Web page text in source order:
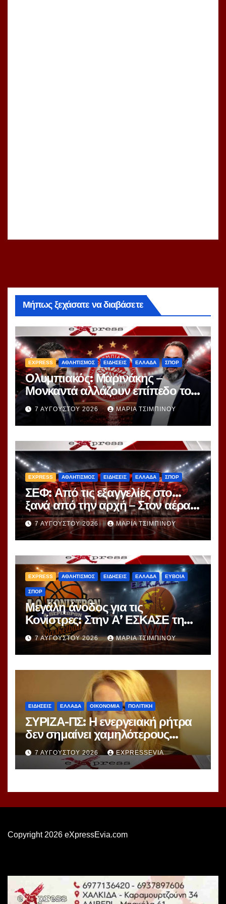
Μήπως ξεχάσατε να διαβάσετε
EXPRESS ΑΘΛΗΤΙΣΜΟΣ ΕΙΔΗΣΕΙΣ ΕΛΛΑΔΑ ΣΠΟΡ
Ολυμπιακός: Μαρινάκης –
Μονκαντά αλλάζουν επίπεδο το
μεταγραφικό παιχνίδι – Ο
«εγκέφαλος» της Μίλαν πιάνει
δουλειά
7 ΑΥΓΟΎΣΤΟΥ 2026 ΜΑΡΊΑ ΤΣΙΜΠΙΝΟΎ
EXPRESS ΑΘΛΗΤΙΣΜΟΣ ΕΙΔΗΣΕΙΣ ΕΛΛΑΔΑ ΣΠΟΡ
ΣΕΦ: Από τις εξαγγελίες στο…
ξανά από την αρχή – Στον αέρα ο
διαγωνισμός των 24,8 εκατ.
7 ΑΥΓΟΎΣΤΟΥ 2026 ΜΑΡΊΑ ΤΣΙΜΠΙΝΟΎ
EXPRESS ΑΘΛΗΤΙΣΜΟΣ ΕΙΔΗΣΕΙΣ ΕΛΛΑΔΑ ΕΥΒΟΙΑ
ΣΠΟΡ
Μεγάλη άνοδος για τις
Κονίστρες: Στην Α’ ΕΣΚΑΣΕ τη
νέα σεζόν – Αυτές είναι οι 12
ομάδες!
7 ΑΥΓΟΎΣΤΟΥ 2026 ΜΑΡΊΑ ΤΣΙΜΠΙΝΟΎ
ΕΙΔΗΣΕΙΣ ΕΛΛΑΔΑ ΟΙΚΟΝΟΜΙΑ ΠΟΛΙΤΙΚΗ
ΣΥΡΙΖΑ-ΠΣ: Η ενεργειακή ρήτρα
δεν σημαίνει χαμηλότερους
λογαριασμούς ούτε σβήνει 7
χρόνια ενεργειακής ακρίβειας
7 ΑΥΓΟΎΣΤΟΥ 2026 EXPRESSEVIA
Copyright 2026 eXpressEvia.com